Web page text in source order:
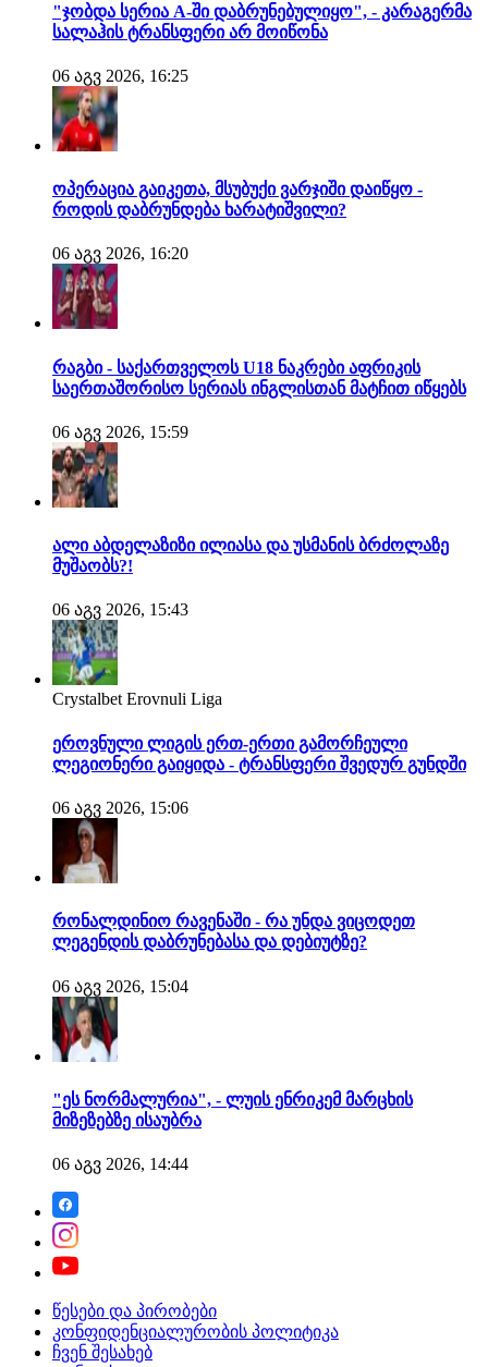
"ჯობდა სერია A-ში დაბრუნებულიყო", - კარაგერმა
სალაჰის ტრანსფერი არ მოიწონა
06 აგვ 2026, 16:25
ოპერაცია გაიკეთა, მსუბუქი ვარჯიში დაიწყო -
როდის დაბრუნდება ხარატიშვილი?
06 აგვ 2026, 16:20
რაგბი - საქართველოს U18 ნაკრები აფრიკის
საერთაშორისო სერიას ინგლისთან მატჩით იწყებს
06 აგვ 2026, 15:59
ალი აბდელაზიზი ილიასა და უსმანის ბრძოლაზე
მუშაობს?!
06 აგვ 2026, 15:43
Crystalbet Erovnuli Liga
ეროვნული ლიგის ერთ-ერთი გამორჩეული
ლეგიონერი გაიყიდა - ტრანსფერი შვედურ გუნდში
06 აგვ 2026, 15:06
რონალდინიო რავენაში - რა უნდა ვიცოდეთ
ლეგენდის დაბრუნებასა და დებიუტზე?
06 აგვ 2026, 15:04
"ეს ნორმალურია", - ლუის ენრიკემ მარცხის
მიზეზებზე ისაუბრა
06 აგვ 2026, 14:44
წესები და პირობები
კონფიდენციალურობის პოლიტიკა
ჩვენ შესახებ